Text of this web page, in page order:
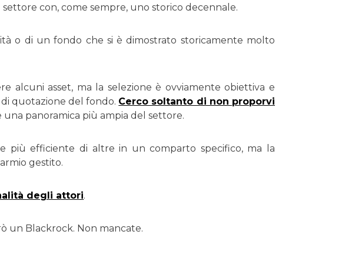
con, come sempre, uno storico decennale.
o di un fondo che si è dimostrato storicamente molto
alcuni asset, ma la selezione è ovviamente obiettiva e
quotazione del fondo. Cerco soltanto di non proporvi
una panoramica più ampia del settore.
più efficiente di altre in un comparto specifico, ma la
gestito.
degli attori.
un Blackrock. Non mancate.